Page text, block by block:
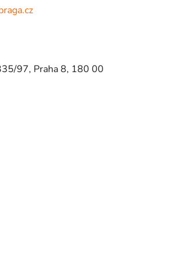
97, Praha 8, 180 00